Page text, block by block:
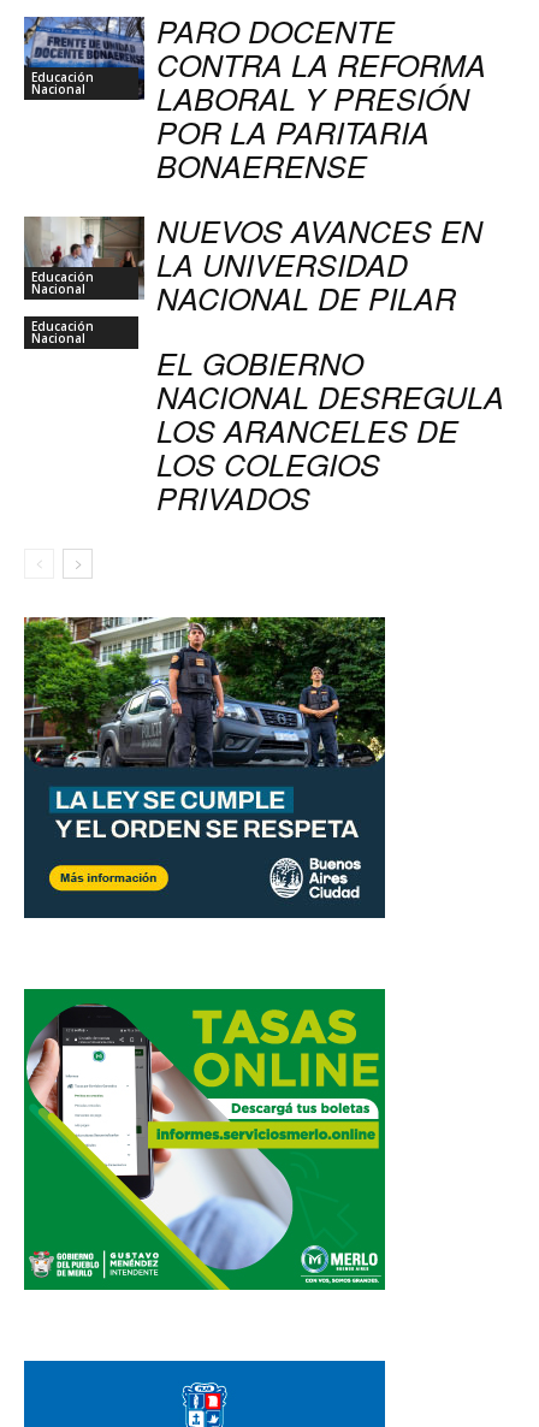
Educación
Nacional
PARO DOCENTE
CONTRA LA REFORMA
LABORAL Y PRESIÓN
POR LA PARITARIA
BONAERENSE
Educación
Nacional
NUEVOS AVANCES EN
LA UNIVERSIDAD
NACIONAL DE PILAR
Educación
Nacional
EL GOBIERNO
NACIONAL DESREGULA
LOS ARANCELES DE
LOS COLEGIOS
PRIVADOS